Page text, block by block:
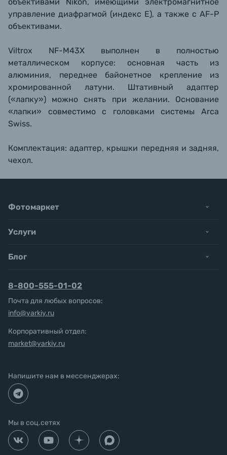
управление диафрагмой (индекс Е), а также с AF-P
объективами.
Viltrox NF-M43X выполнен в полностью
металлическом корпусе: основная часть из
алюминия, переднее байонетное крепление из
хромированной латуни. Штативный адаптер
(«лапку») можно снять при желании. Основание
«лапки» совместимо с головками системы Arca
Swiss.
Комплектация: адаптер, крышки передняя и задняя,
чехол.
Фотомаркет
Услуги
Блог
8-800-555-01-02
Почта для любых вопросов:
info@yarkiy.ru
Корпоративный отдел:
market@yarkiy.ru
Напишите нам в мессенджерах:
Мы в соц.сетях